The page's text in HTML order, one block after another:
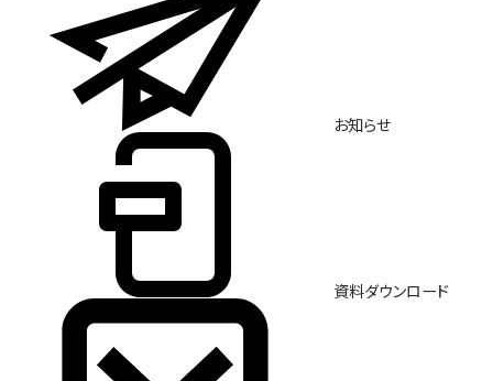
お知らせ
資料ダウンロード